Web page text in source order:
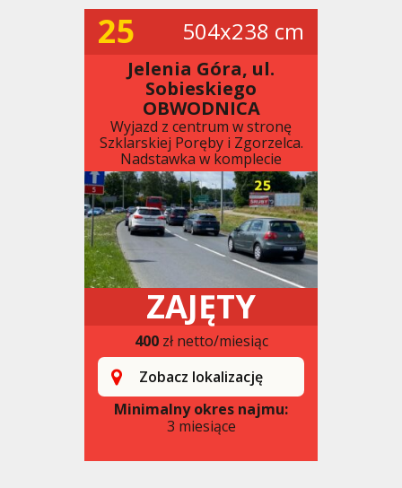
25 504x238 cm
Jelenia Góra, ul.
Sobieskiego
OBWODNICA
Wyjazd z centrum w stronę
Szklarskiej Poręby i Zgorzelca.
Nadstawka w komplecie
ZAJĘTY
400zł netto/miesiąc
Zobacz lokalizację
Minimalny okres najmu:
3 miesiące